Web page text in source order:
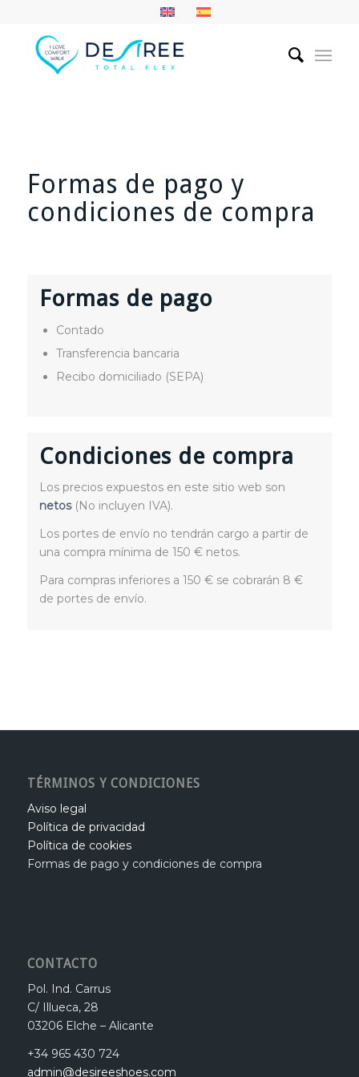
Formas de pago y
condiciones de compra
Formas de pago
Contado
Transferencia bancaria
Recibo domiciliado (SEPA)
Condiciones de compra
Los precios expuestos en este sitio web son
netos(No incluyen IVA).
Los portes de envío no tendrán cargo a partir de
una compra mínima de 150 € netos.
Para compras inferiores a 150 € se cobrarán 8 €
de portes de envío.
TÉRMINOS Y CONDICIONES
Aviso legal
Política de privacidad
Política de cookies
Formas de pago y condiciones de compra
CONTACTO
Pol. Ind. Carrus
C/ Illueca, 28
03206 Elche – Alicante
+34 965 430 724
admin@desireeshoes.com